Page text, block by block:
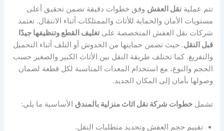
تتم عمليةنقل العفش وفق خطوات دقيقة تضمن تحقيق أعلى
مستويات الأمان والحماية للأثاث والممتلكات أثناء الانتقال. تعتمد
شركات نقل العفش المتخصصة علىتغليف القطع وتنظيفها جيدًا
قبل النقل. حيث تضمن حمايتها من الخدوش أو التلف أثناء التحميل
والتفريغ. كما تختلف طريقة النقل بين الأثاث الكبير والصغير حسب
الحجم والنوع، مع استخدام المعدات المناسبة لكل قطعة لضمان
وصولها بأمان إلى المكان الجديد.
تشملخطوات شركة نقل اثاث منزلية بالمندق الأساسية ما يلي:
تقييم حجم العفش وتحديد متطلبات النقل.